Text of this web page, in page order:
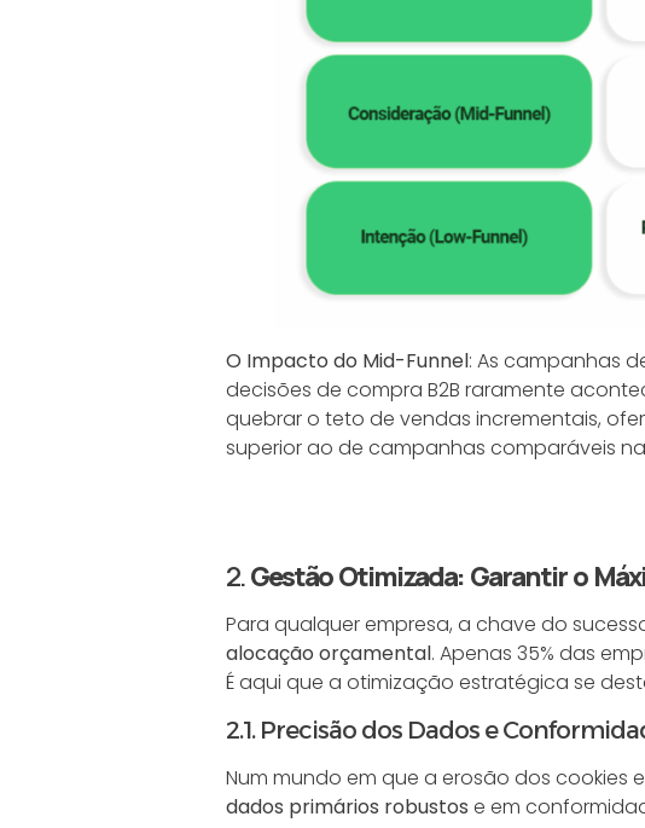
O Impacto do Mid-Funnel: As campanhas
decisões de compra B2B raramente
quebrar o teto de vendas incrementais,
superior ao de campanhas comparáveis
2.Gestão Otimizada: Garantir o
Para qualquer empresa, a chave do
alocação orçamental. Apenas 35% das
É aqui que a otimização estratégica se
2.1. Precisão dos Dados e
Num mundo em que a erosão dos cookies
dados primários robustos e em